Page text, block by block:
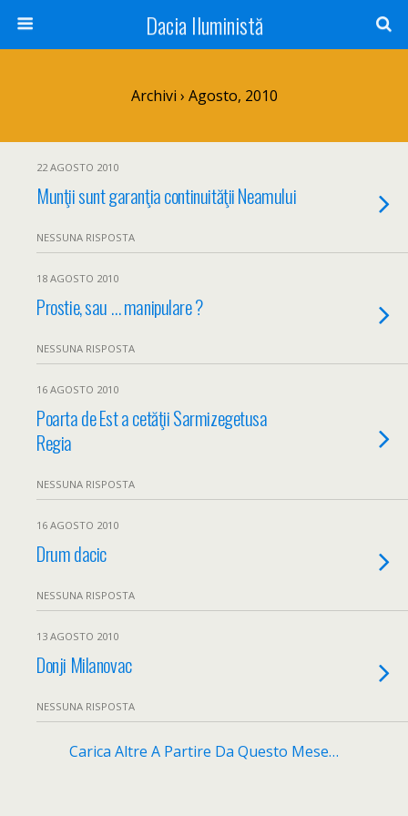
Dacia Iluministă
Archivi › Agosto, 2010
22 AGOSTO 2010
Munţii sunt garanţia continuităţii Neamului
NESSUNA RISPOSTA
18 AGOSTO 2010
Prostie, sau … manipulare ?
NESSUNA RISPOSTA
16 AGOSTO 2010
Poarta de Est a cetăţii Sarmizegetusa
Regia
NESSUNA RISPOSTA
16 AGOSTO 2010
Drum dacic
NESSUNA RISPOSTA
13 AGOSTO 2010
Donji Milanovac
NESSUNA RISPOSTA
Carica Altre A Partire Da Questo Mese…